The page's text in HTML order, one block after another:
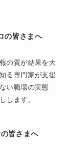
の皆さまへ
の質が結果を大
る専門家が支援
い職場の実態
します。
皆さまへ